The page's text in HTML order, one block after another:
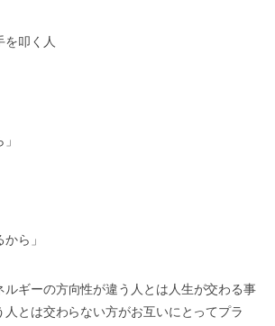
を叩く人
ら」
ルギーの方向性が違う人とは人生が交わる事
とは交わらない方がお互いにとってプラ